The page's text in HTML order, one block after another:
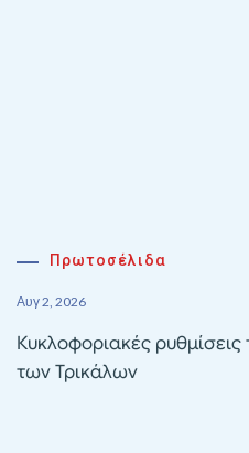
Πρωτοσέλιδα
Αυγ 2, 2026
Κυκλοφοριακές
των Τρικάλων